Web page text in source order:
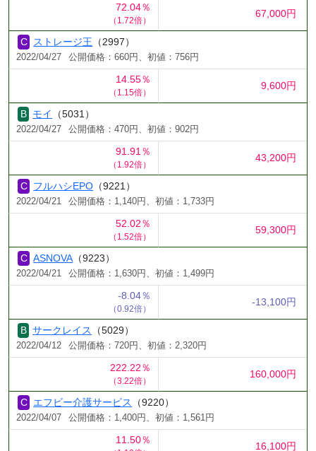
72.04％
（1.72倍）
67,000円
ストレージ王 （2997）
2022/04/27 公開価格：660円、初値：756円
14.55％
（1.15倍）
9,600円
モイ （5031）
2022/04/27 公開価格：470円、初値：902円
91.91％
（1.92倍）
43,200円
フルハシEPO （9221）
2022/04/21 公開価格：1,140円、初値：1,733円
52.02％
（1.52倍）
59,300円
ASNOVA （9223）
2022/04/21 公開価格：1,630円、初値：1,499円
-8.04％
（0.92倍）
-13,100円
サークレイス （5029）
2022/04/12 公開価格：720円、初値：2,320円
222.22％
（3.22倍）
160,000円
エフビー介護サービス （9220）
2022/04/07 公開価格：1,400円、初値：1,561円
11.50％
16,100円